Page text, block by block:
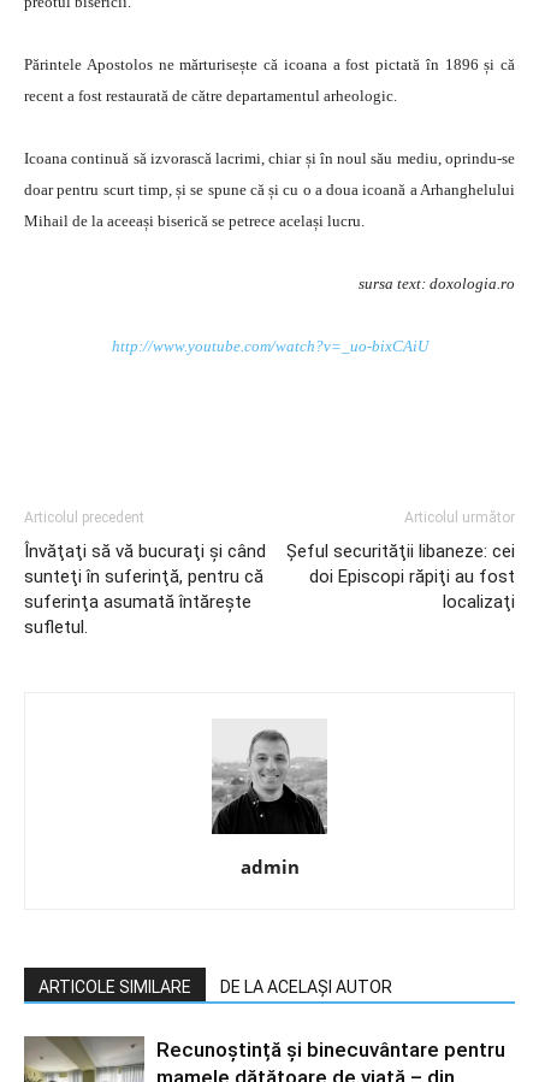
Părintele Apostolos ne mărturisește că icoana a fost pictată în 1896 și că
recent a fost restaurată de către departamentul arheologic.
Icoana continuă să izvorască lacrimi, chiar și în noul său mediu, oprindu-se
doar pentru scurt timp, și se spune că și cu o a doua icoană a Arhanghelului
Mihail de la aceeași biserică se petrece același lucru.
sursa text: doxologia.ro
http://www.youtube.com/watch?v=_uo-bixCAiU
Articolul precedent
Învăţaţi să vă bucuraţi şi când
sunteţi în suferinţă, pentru că
suferinţa asumată întăreşte
sufletul.
Articolul următor
Şeful securităţii libaneze: cei
doi Episcopi răpiţi au fost
localizaţi
admin
ARTICOLE SIMILARE DE LA ACELAȘI AUTOR
Recunoștință și binecuvântare pentru
mamele dătătoare de viață – din